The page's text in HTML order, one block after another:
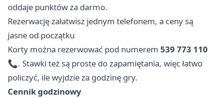
oddaje punktów za darmo.
Rezerwację załatwisz jednym telefonem, a ceny są
jasne od początku
Korty można rezerwować pod numerem 539 773 110
📞. Stawki też są proste do zapamiętania, więc łatwo
policzyć, ile wyjdzie za godzinę gry.
Cennik godzinowy